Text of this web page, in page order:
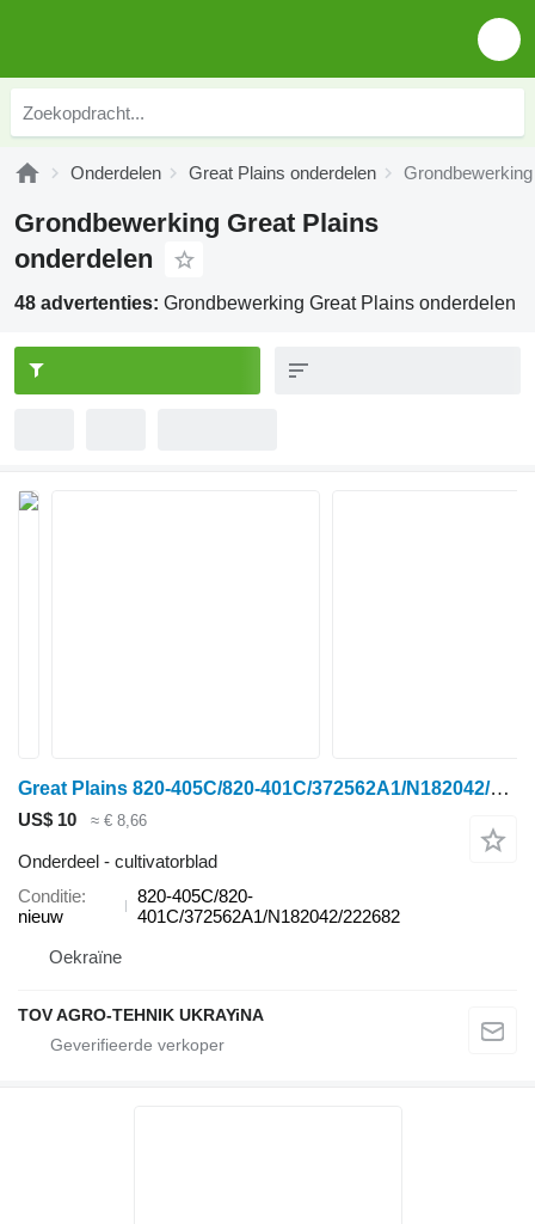
Onderdelen Great Plains onderdelen
Grondbewerking Great Plains
onderdelen
48 advertenties: Grondbewerking Great Plains onderdelen
Great Plains 820-405C/820-401C/372562A1/N182042/222682 cultivatorblad voor cultivator
US$ 10 ≈ € 8,66
Onderdeel - cultivatorblad
Conditie
nieuw
820-405C/820-
401C/372562A1/N182042/222682
Oekraïne
TOV AGRO-TEHNIK UKRAYiNA